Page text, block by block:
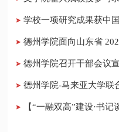
学校一项研究成果获中国产学研合作促进会科技创
德州学院面向山东省
​德州学院召开干部会议宣布省委关于学校领导班子
德州学院-马来亚大学联